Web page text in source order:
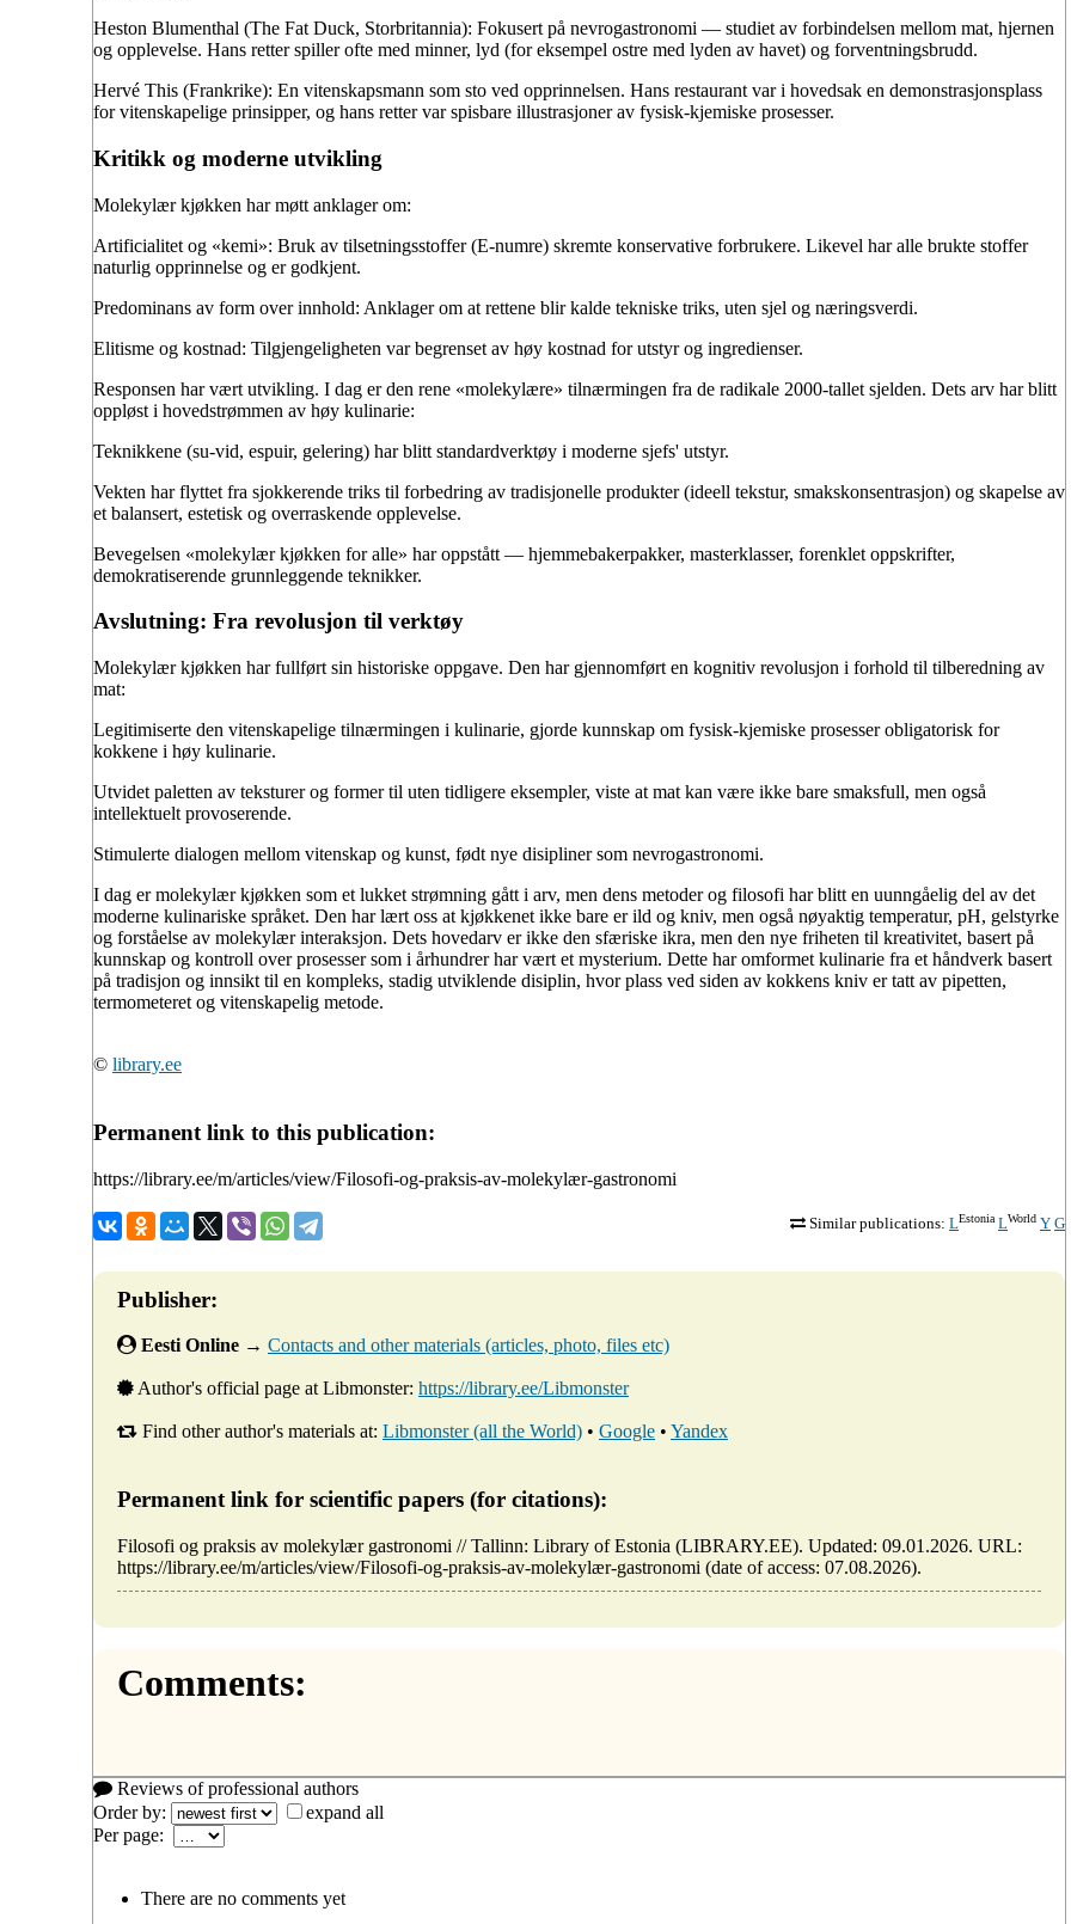
Heston Blumenthal (The Fat Duck, Storbritannia): Fokusert på nevrogastronomi — studiet av forbindelsen mellom mat, hjernen
og opplevelse. Hans retter spiller ofte med minner, lyd (for eksempel ostre med lyden av havet) og forventningsbrudd.
Hervé This (Frankrike): En vitenskapsmann som sto ved opprinnelsen. Hans restaurant var i hovedsak en demonstrasjonsplass
for vitenskapelige prinsipper, og hans retter var spisbare illustrasjoner av fysisk-kjemiske prosesser.
Kritikk og moderne utvikling
Molekylær kjøkken har møtt anklager om:
Artificialitet og «kemi»: Bruk av tilsetningsstoffer (E-numre) skremte konservative forbrukere. Likevel har alle brukte stoffer
naturlig opprinnelse og er godkjent.
Predominans av form over innhold: Anklager om at rettene blir kalde tekniske triks, uten sjel og næringsverdi.
Elitisme og kostnad: Tilgjengeligheten var begrenset av høy kostnad for utstyr og ingredienser.
Responsen har vært utvikling. I dag er den rene «molekylære» tilnærmingen fra de radikale 2000-tallet sjelden. Dets arv har blitt
oppløst i hovedstrømmen av høy kulinarie:
Teknikkene (su-vid, espuir, gelering) har blitt standardverktøy i moderne sjefs' utstyr.
Vekten har flyttet fra sjokkerende triks til forbedring av tradisjonelle produkter (ideell tekstur, smakskonsentrasjon) og skapelse av
et balansert, estetisk og overraskende opplevelse.
Bevegelsen «molekylær kjøkken for alle» har oppstått — hjemmebakerpakker, masterklasser, forenklet oppskrifter,
demokratiserende grunnleggende teknikker.
Avslutning: Fra revolusjon til verktøy
Molekylær kjøkken har fullført sin historiske oppgave. Den har gjennomført en kognitiv revolusjon i forhold til tilberedning av
mat:
Legitimiserte den vitenskapelige tilnærmingen i kulinarie, gjorde kunnskap om fysisk-kjemiske prosesser obligatorisk for
kokkene i høy kulinarie.
Utvidet paletten av teksturer og former til uten tidligere eksempler, viste at mat kan være ikke bare smaksfull, men også
intellektuelt provoserende.
Stimulerte dialogen mellom vitenskap og kunst, født nye disipliner som nevrogastronomi.
I dag er molekylær kjøkken som et lukket strømning gått i arv, men dens metoder og filosofi har blitt en uunngåelig del av det
moderne kulinariske språket. Den har lært oss at kjøkkenet ikke bare er ild og kniv, men også nøyaktig temperatur, pH, gelstyrke
og forståelse av molekylær interaksjon. Dets hovedarv er ikke den sfæriske ikra, men den nye friheten til kreativitet, basert på
kunnskap og kontroll over prosesser som i århundrer har vært et mysterium. Dette har omformet kulinarie fra et håndverk basert
på tradisjon og innsikt til en kompleks, stadig utviklende disiplin, hvor plass ved siden av kokkens kniv er tatt av pipetten,
termometeret og vitenskapelig metode.
© library.ee
Permanent link to this publication:
https://library.ee/m/articles/view/Filosofi-og-praksis-av-molekylær-gastronomi
Similar publications: LEstonia LWorld Y G
Publisher:
Eesti Online → Contacts and other materials (articles, photo, files etc)
Author's official page at Libmonster: https://library.ee/Libmonster
Find other author's materials at: Libmonster (all the World) • Google • Yandex
Permanent link for scientific papers (for citations):
Filosofi og praksis av molekylær gastronomi // Tallinn: Library of Estonia (LIBRARY.EE). Updated: 09.01.2026. URL:
https://library.ee/m/articles/view/Filosofi-og-praksis-av-molekylær-gastronomi (date of access: 07.08.2026).
Comments:
Reviews of professional authors
Order by:
expand all
Per page:
There are no comments yet